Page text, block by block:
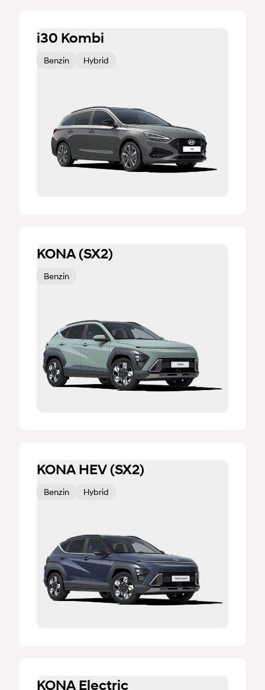
i30 Kombi
Benzin Hybrid
KONA (SX2)
Benzin
KONA HEV (SX2)
Benzin Hybrid
KONA Electric